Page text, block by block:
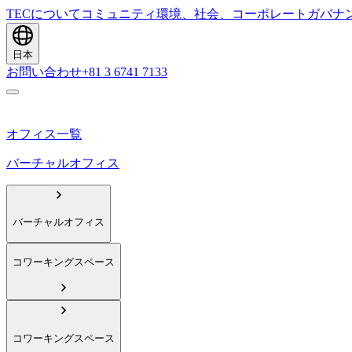
TECについて コミュニティ環境、社会、コーポレートガバナ
日本
お問い合わせ+81 3 6741 7133
オフィス一覧
バーチャルオフィス
バーチャルオフィス
コワーキングスペース
コワーキングスペース